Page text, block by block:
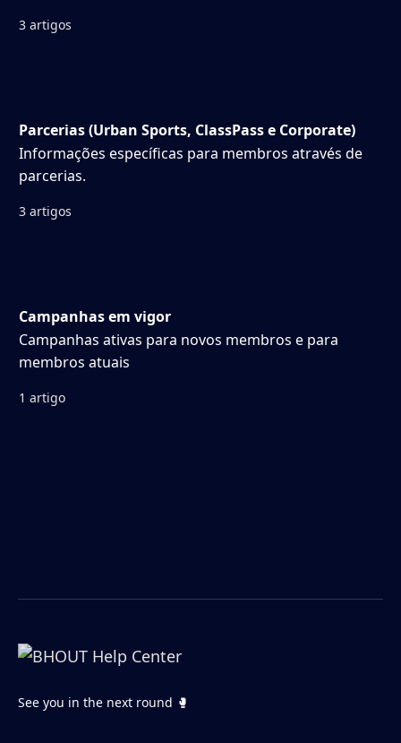
3 artigos
Parcerias (Urban Sports, ClassPass e Corporate)
Informações específicas para membros através de
parcerias.
3 artigos
Campanhas em vigor
Campanhas ativas para novos membros e para
membros atuais
1 artigo
See you in the next round 🥊